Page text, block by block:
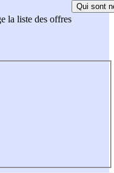
la liste des offres
Qui sont